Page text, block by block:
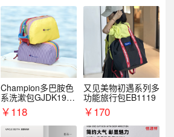
Champion多巴胺色
系洗漱包GJDK19R
1￥118
又见美物初遇系列多
功能旅行包EB1119
￥170